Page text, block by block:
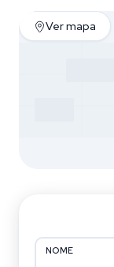
Ver mapa
NOME